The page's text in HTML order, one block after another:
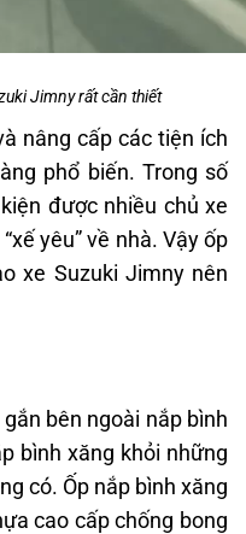
Jimny rất cần thiết
nâng cấp các tiện ích
phổ biến. Trong số
được nhiều chủ xe
yêu” về nhà. Vậy ốp
xe Suzuki Jimny nên
bên ngoài nắp bình
bình xăng khỏi những
có. Ốp nắp bình xăng
cao cấp chống bong